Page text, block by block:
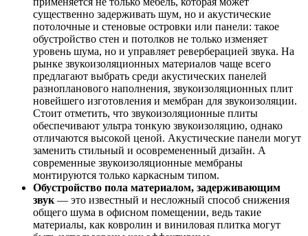
существенно задерживать шум, но и акустические
потолочные и стеновые островки или панели: такое
обустройство стен и потолков не только изменяет
уровень шума, но и управляет реверберацией звука. На
рынке звукоизоляционных материалов чаще всего
предлагают выбрать среди акустических панелей
разнопланового наполнения, звукоизоляционных плит
новейшего изготовления и мембран для звукоизоляции.
Стоит отметить, что звукоизоляционные плиты
обеспечивают ультра тонкую звукоизоляцию, однако
отличаются высокой ценой. Акустические панели могут
заменить стильный и осовремененный дизайн. А
современные звукоизоляционные мембраны
монтируются только каркасным типом.
Обустройство пола материалом, задерживающим
звук — это известный и несложный способ снижения
общего шума в офисном помещении, ведь такие
материалы, как ковролин и виниловая плитка могут